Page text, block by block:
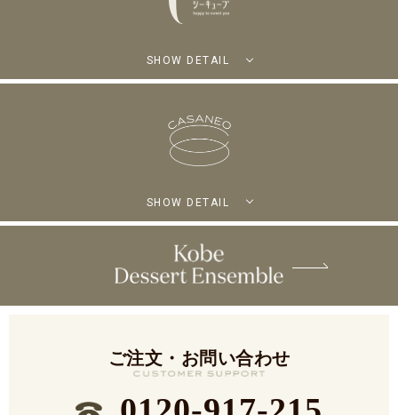
SHOW DETAIL
SHOW DETAIL
ご注文・お問い合わせ